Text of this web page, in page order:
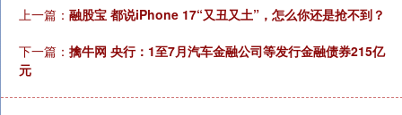
上一篇： 融股宝 都说iPhone 17“又丑又土”，怎么你还是抢不到？
下一篇： 擒牛网 央行：1至7月汽车金融公司等发行金融债券215亿
元